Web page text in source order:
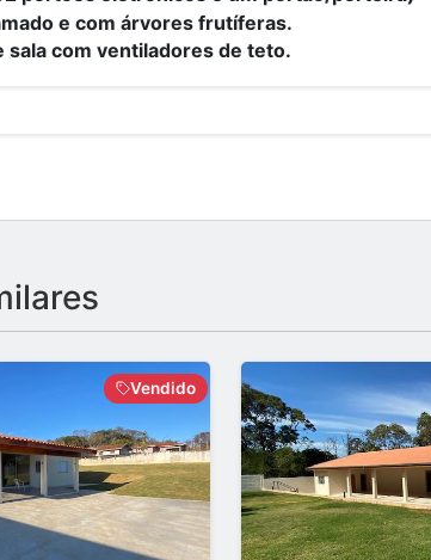
e com árvores frutíferas.
sala com ventiladores de teto.
Vendido